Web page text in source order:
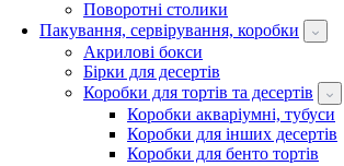
Поворотні столики
Пакування, сервірування, коробки
Акрилові бокси
Бірки для десертів
Коробки для тортів та десертів
Коробки акваріумні, тубуси
Коробки для інших десертів
Коробки для бенто тортів